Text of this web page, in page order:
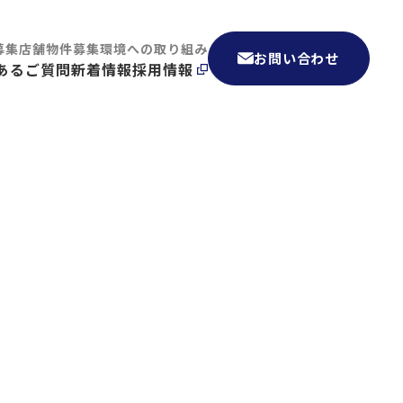
お問い合わせ
るご質問新着情報採用情報
集店舗物件募集環境への取り組み